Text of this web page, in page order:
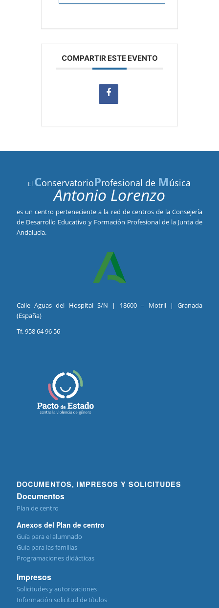
COMPARTIR ESTE EVENTO
El ConservatorioProfesional de Música
Antonio Lorenzo
es un centro perteneciente a la red de centros de la Consejería
de Desarrollo Educativo y Formación Profesional de la Junta de
Andalucía.
Calle Aguas del Hospital S/N | 18600 – Motril | Granada
(España)
Tf. 958 64 96 56
DOCUMENTOS, IMPRESOS Y SOLICITUDES
Documentos
Plan de centro
Anexos del Plan de centro
Guía para el alumnado
Guía para las familias
Programaciones didácticas
Impresos
Solicitudes y autorizaciones
Información solicitud de títulos